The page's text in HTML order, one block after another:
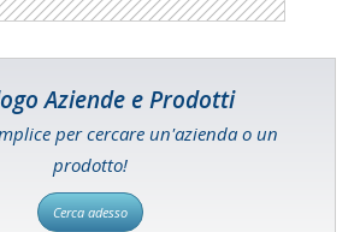
Aziende e Prodotti
per cercare un'azienda o un
prodotto!
Cerca adesso